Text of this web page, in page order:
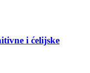
i ćelijske